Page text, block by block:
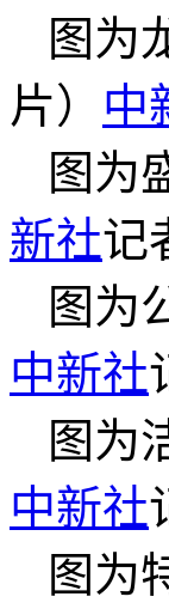
图为
片） 中
图为
新社记
图为
中新社
图为
中新社
图为